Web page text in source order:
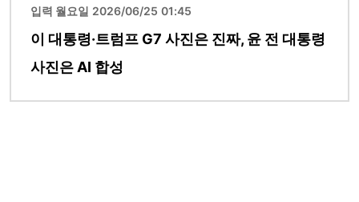
입력 월요일 2026/06/25 01:45
이 대통령·트럼프 G7 사진은 진짜, 윤 전 대통령
사진은 AI 합성